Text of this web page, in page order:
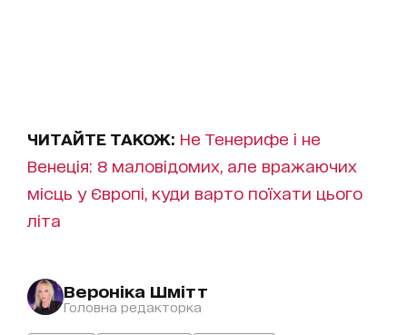
ЧИТАЙТЕ ТАКОЖ: Не Тенерифе і не
Венеція: 8 маловідомих, але вражаючих
місць у Європі, куди варто поїхати цього
літа
Вероніка Шмітт
Головна редакторка